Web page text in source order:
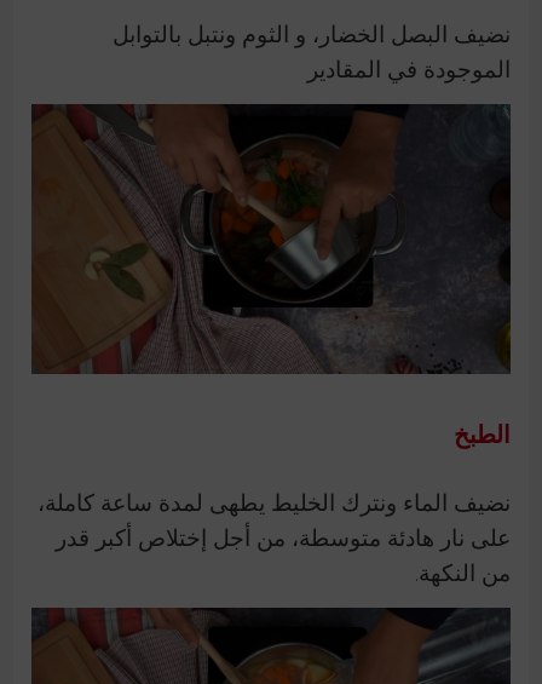
نضيف البصل الخضار، و الثوم ونتبل بالتوابل
الموجودة في المقادير
الطبخ
نضيف الماء ونترك الخليط يطهى لمدة ساعة كاملة،
على نار هادئة متوسطة، من أجل إختلاص أكبر قدر
من النكهة.